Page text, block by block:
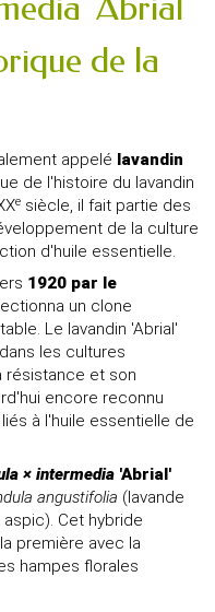
'Abrial'
de la
appelé lavandin
de l'histoire du lavandin
e siècle, il fait partie des
de la culture
d'huile essentielle.
1920 par le
un clone
Le lavandin 'Abrial'
les cultures
résistance et son
encore reconnu
à l'huile essentielle de
× intermedia 'Abrial'
angustifolia (lavande
aspic). Cet hybride
première avec la
hampes florales